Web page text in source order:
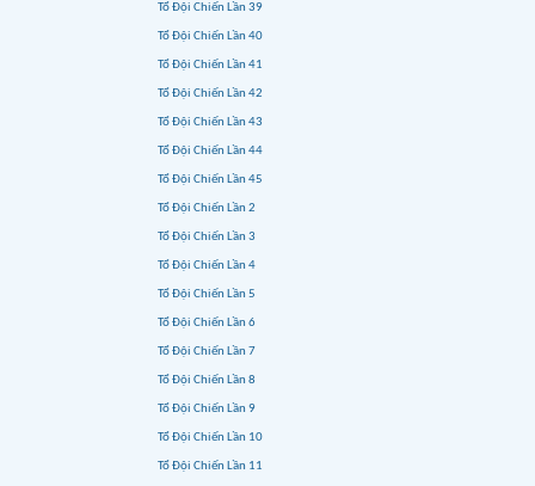
Tổ Đội Chiến Lần 39
Tổ Đội Chiến Lần 40
Tổ Đội Chiến Lần 41
Tổ Đội Chiến Lần 42
Tổ Đội Chiến Lần 43
Tổ Đội Chiến Lần 44
Tổ Đội Chiến Lần 45
Tổ Đội Chiến Lần 2
Tổ Đội Chiến Lần 3
Tổ Đội Chiến Lần 4
Tổ Đội Chiến Lần 5
Tổ Đội Chiến Lần 6
Tổ Đội Chiến Lần 7
Tổ Đội Chiến Lần 8
Tổ Đội Chiến Lần 9
Tổ Đội Chiến Lần 10
Tổ Đội Chiến Lần 11